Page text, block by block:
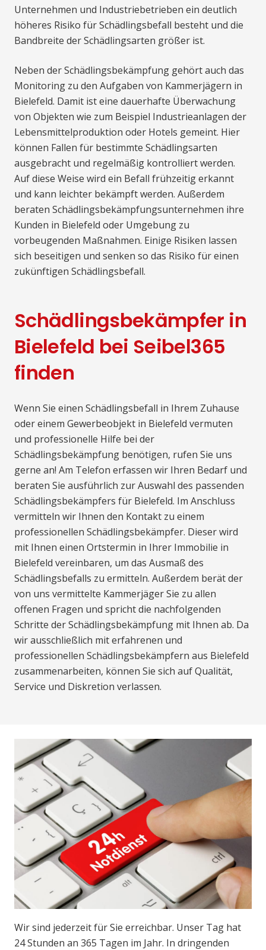
Unternehmen und Industriebetrieben ein deutlich
höheres Risiko für Schädlingsbefall besteht und die
Bandbreite der Schädlingsarten größer ist.
Neben der Schädlingsbekämpfung gehört auch das
Monitoring zu den Aufgaben von Kammerjägern in
Bielefeld. Damit ist eine dauerhafte Überwachung
von Objekten wie zum Beispiel Industrieanlagen der
Lebensmittelproduktion oder Hotels gemeint. Hier
können Fallen für bestimmte Schädlingsarten
ausgebracht und regelmäßig kontrolliert werden.
Auf diese Weise wird ein Befall frühzeitig erkannt
und kann leichter bekämpft werden. Außerdem
beraten Schädlingsbekämpfungsunternehmen ihre
Kunden in Bielefeld oder Umgebung zu
vorbeugenden Maßnahmen. Einige Risiken lassen
sich beseitigen und senken so das Risiko für einen
zukünftigen Schädlingsbefall.
Schädlingsbekämpfer in
Bielefeld bei Seibel365
finden
Wenn Sie einen Schädlingsbefall in Ihrem Zuhause
oder einem Gewerbeobjekt in Bielefeld vermuten
und professionelle Hilfe bei der
Schädlingsbekämpfung benötigen, rufen Sie uns
gerne an! Am Telefon erfassen wir Ihren Bedarf und
beraten Sie ausführlich zur Auswahl des passenden
Schädlingsbekämpfers für Bielefeld. Im Anschluss
vermitteln wir Ihnen den Kontakt zu einem
professionellen Schädlingsbekämpfer. Dieser wird
mit Ihnen einen Ortstermin in Ihrer Immobilie in
Bielefeld vereinbaren, um das Ausmaß des
Schädlingsbefalls zu ermitteln. Außerdem berät der
von uns vermittelte Kammerjäger Sie zu allen
offenen Fragen und spricht die nachfolgenden
Schritte der Schädlingsbekämpfung mit Ihnen ab. Da
wir ausschließlich mit erfahrenen und
professionellen Schädlingsbekämpfern aus Bielefeld
zusammenarbeiten, können Sie sich auf Qualität,
Service und Diskretion verlassen.
Wir sind jederzeit für Sie erreichbar. Unser Tag hat
24 Stunden an 365 Tagen im Jahr. In dringenden